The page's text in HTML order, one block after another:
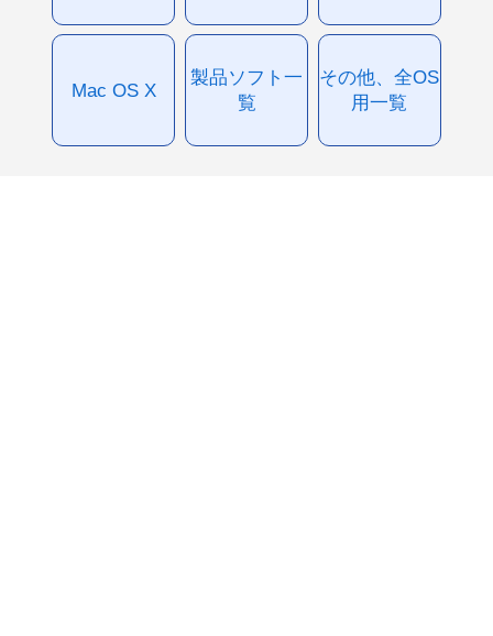
Mac OS X
製品ソフト一
覧
その他、全OS
用一覧